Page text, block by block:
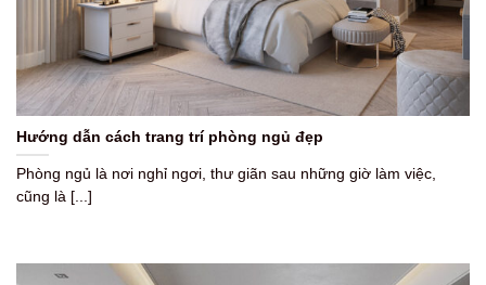
Hướng dẫn cách trang trí phòng ngủ đẹp
Phòng ngủ là nơi nghỉ ngơi, thư giãn sau những giờ làm việc,
cũng là [...]